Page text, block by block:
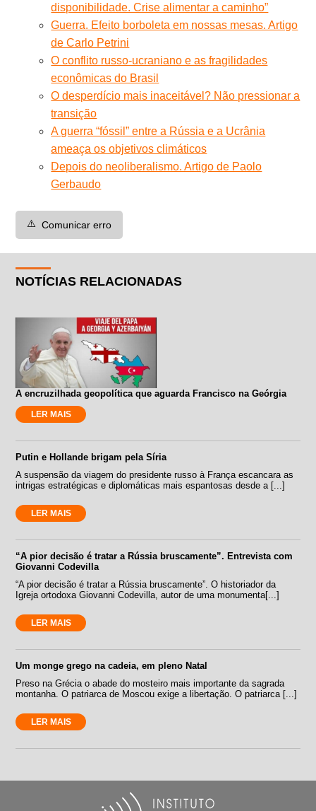
disponibilidade. Crise alimentar a caminho”
Guerra. Efeito borboleta em nossas mesas. Artigo
de Carlo Petrini
O conflito russo-ucraniano e as fragilidades
econômicas do Brasil
O desperdício mais inaceitável? Não pressionar a
transição
A guerra “fóssil” entre a Rússia e a Ucrânia
ameaça os objetivos climáticos
Depois do neoliberalismo. Artigo de Paolo
Gerbaudo
⚠️ Comunicar erro
NOTÍCIAS RELACIONADAS
A encruzilhada geopolítica que aguarda Francisco na Geórgia
LER MAIS
Putin e Hollande brigam pela Síria
A suspensão da viagem do presidente russo à França escancara as
intrigas estratégicas e diplomáticas mais espantosas desde a [...]
LER MAIS
“A pior decisão é tratar a Rússia bruscamente”. Entrevista com
Giovanni Codevilla
“A pior decisão é tratar a Rússia bruscamente”. O historiador da
Igreja ortodoxa Giovanni Codevilla, autor de uma monumenta[...]
LER MAIS
Um monge grego na cadeia, em pleno Natal
Preso na Grécia o abade do mosteiro mais importante da sagrada
montanha. O patriarca de Moscou exige a libertação. O patriarca [...]
LER MAIS